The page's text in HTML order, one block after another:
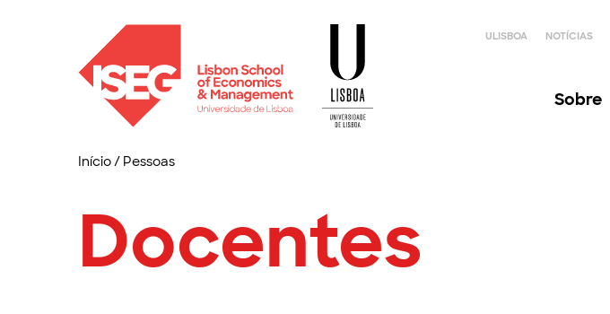
ULISBOA NOTÍCIAS
Sobre
Início/ Pessoas
Docentes